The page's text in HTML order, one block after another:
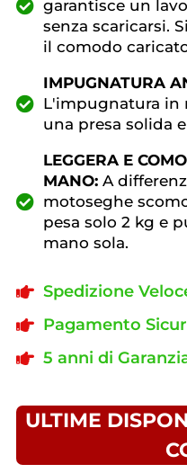
garantisce un
senza scaricarsi.
il comodo
IMPUGNATURA
L'impugnatura in
una presa solida
LEGGERA E
MANO: A
motoseghe
pesa solo 2 kg e
mano sola.
Spedizione
Pagamento
5 anni di
ULTIME